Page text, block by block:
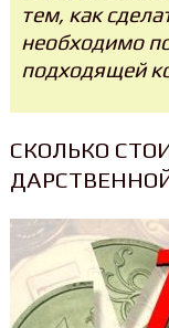
тем, как
необходимо
подходящей
СКОЛЬКО